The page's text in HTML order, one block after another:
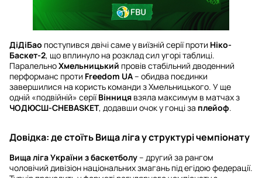
ДіДіБао поступився двічі саме у виїзній серії проти Ніко-
Баскет-2, що вплинуло на розклад сил угорі таблиці.
ПаралельноХмельницький провів стабільний дводенний
перформанс проти Freedom UA– обидва поєдинки
завершилися на користь команди з Хмельницького. У ще
одній «подвійній» серіїВінниця взяла максимум в матчах з
ЧОДЮСШ-CHEBASKET, додавши очок у гонці за плейоф.
Довідка: де стоїть Вища ліга у структурі чемпіонату
Вища ліга України з баскетболу– другий за рангом
чоловічий дивізіон національних змагань під егідою федерації.